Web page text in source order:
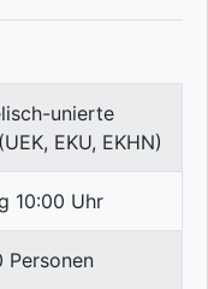
unierte
EKU, EKHN)
10:00 Uhr
Personen